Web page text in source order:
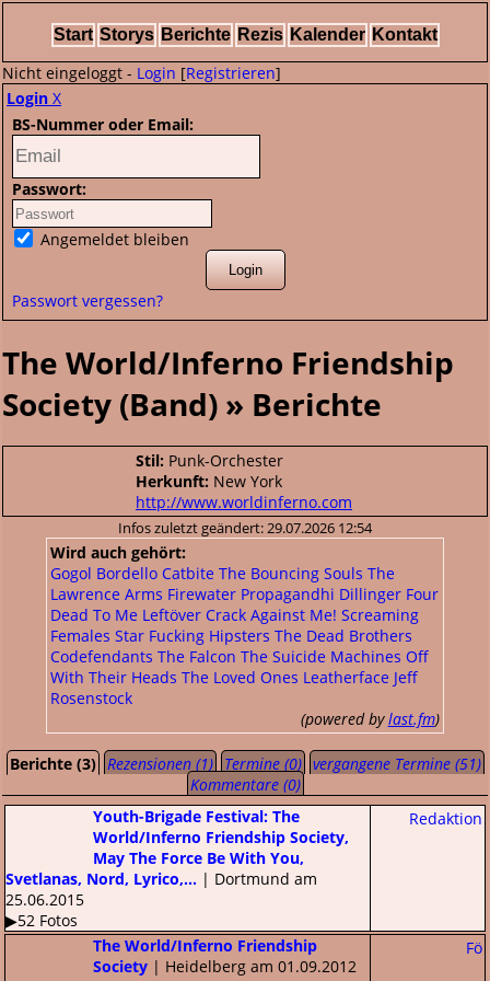
Start Storys Berichte Rezis Kalender Kontakt
Nicht eingeloggt - Login [Registrieren]
Login X
BS-Nummer oder Email:
Passwort:
Angemeldet bleiben
Passwort vergessen?
The World/Inferno Friendship
Society (Band) » Berichte
Stil: Punk-Orchester
Herkunft: New York
http://www.worldinferno.com
Infos zuletzt geändert: 29.07.2026 12:54
Wird auch gehört:
Gogol Bordello Catbite The Bouncing Souls The
Lawrence Arms Firewater Propagandhi Dillinger Four
Dead To Me Leftöver Crack Against Me! Screaming
Females Star Fucking Hipsters The Dead Brothers
Codefendants The Falcon The Suicide Machines Off
With Their Heads The Loved Ones Leatherface Jeff
Rosenstock
(powered bylast.fm)
Berichte (3) Rezensionen (1) Termine (0) vergangene Termine (51)
Kommentare (0)
Redaktion
Youth-Brigade Festival: The
World/Inferno Friendship Society,
May The Force Be With You,
Svetlanas, Nord, Lyrico,... | Dortmund am
25.06.2015
▶52 Fotos
Fö
The World/Inferno Friendship
Society | Heidelberg am 01.09.2012